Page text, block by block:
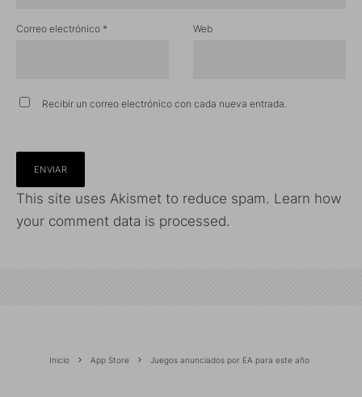
Correo electrónico * Web
Recibir un correo electrónico con cada nueva entrada.
This site uses Akismet to reduce spam. Learn how
your comment data is processed.
Inicio App Store Juegos anunciados por EA para este año